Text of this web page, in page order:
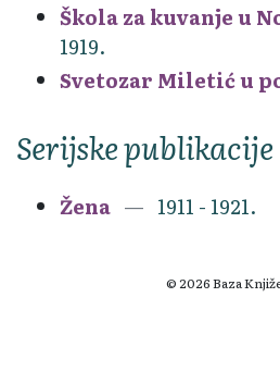
Škola za kuvanje u
1919.
Svetozar Miletić u
Serijske publikacije
Žena 1911 - 1921.
© 2026 Baza